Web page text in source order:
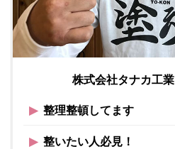
株式会社タナカ工業
▶︎ 整理整頓してます
▶︎ 整いたい人必見！